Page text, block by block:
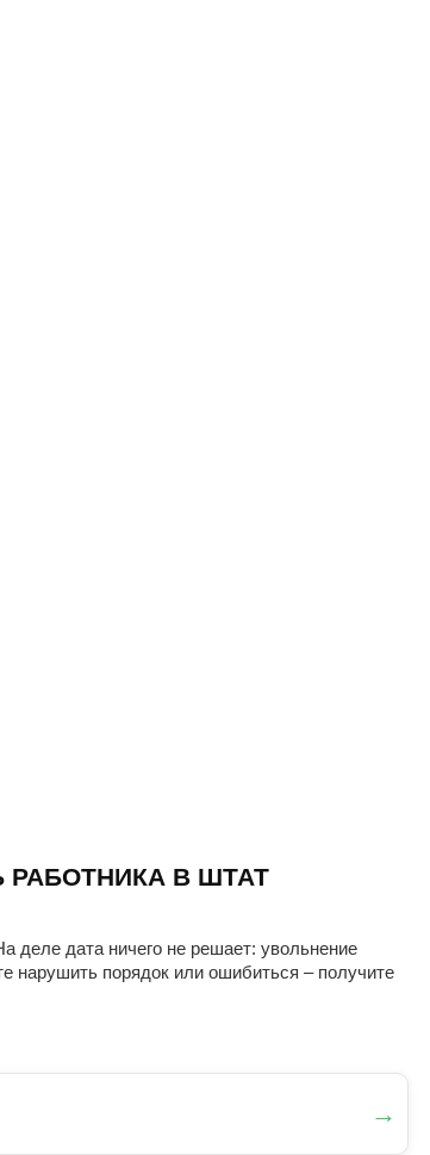
В ШТАТ
деле дата ничего не решает: увольнение
нарушить порядок или ошибиться – получите
→